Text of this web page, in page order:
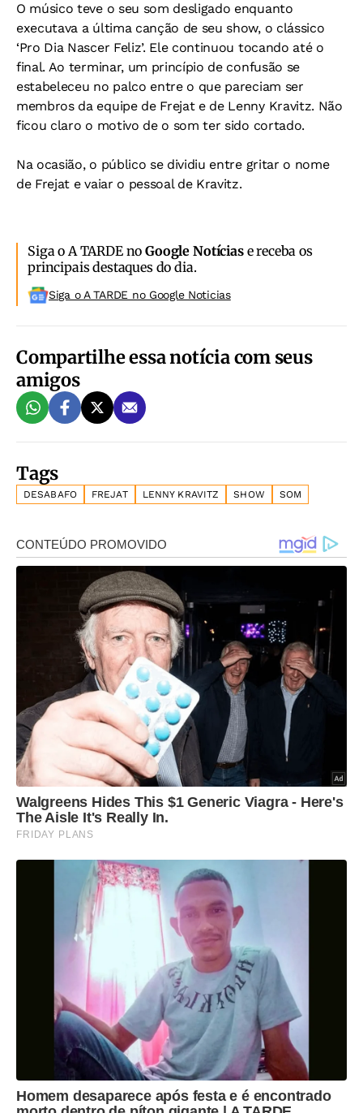
O músico teve o seu som desligado enquanto
executava a última canção de seu show, o clássico
‘Pro Dia Nascer Feliz’. Ele continuou tocando até o
final. Ao terminar, um princípio de confusão se
estabeleceu no palco entre o que pareciam ser
membros da equipe de Frejat e de Lenny Kravitz. Não
ficou claro o motivo de o som ter sido cortado.
Na ocasião, o público se dividiu entre gritar o nome
de Frejat e vaiar o pessoal de Kravitz.
Siga o A TARDE noGoogle Notíciase receba os
principais destaques do dia.
Siga o A TARDE no Google Noticias
Compartilhe essa notícia com seus
amigos
Tags
DESABAFO FREJAT LENNY KRAVITZ SHOW SOM